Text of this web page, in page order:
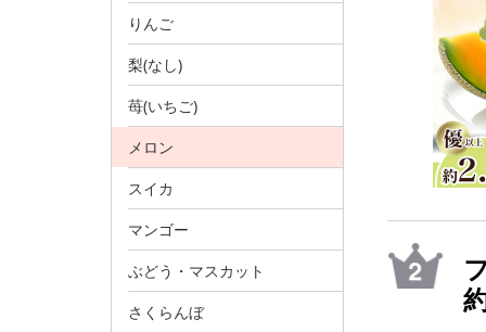
りんご
梨(なし)
苺(いちご)
メロン
スイカ
マンゴー
ぶどう・マスカット
さくらんぼ